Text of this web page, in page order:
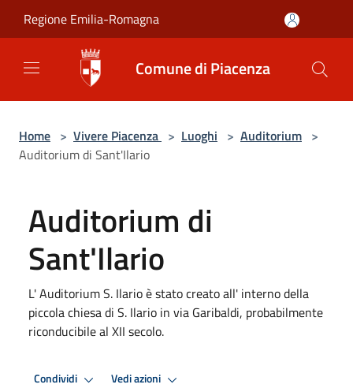
Regione Emilia-Romagna
Comune di Piacenza
Home > Vivere Piacenza > Luoghi > Auditorium >
Auditorium di Sant'Ilario
Auditorium di
Sant'Ilario
L' Auditorium S. Ilario è stato creato all' interno della
piccola chiesa di S. Ilario in via Garibaldi, probabilmente
riconducibile al XII secolo.
Condividi Vedi azioni